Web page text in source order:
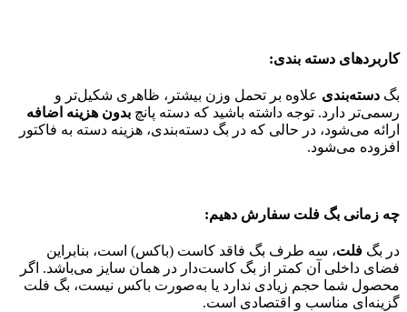
کاربردهای دسته بندی:
بگ دسته‌بندی علاوه بر تحمل وزن بیشتر، ظاهری شکیل‌تر و
رسمی‌تر دارد. توجه داشته باشید که دسته پانچ بدون هزینه اضافه
ارائه می‌شود، در حالی که در بگ دسته‌بندی، هزینه دسته به فاکتور
افزوده می‌شود.
چه زمانی بگ فلت سفارش دهیم:
در بگ فلت، سه طرف بگ فاقد کاست (باکس) است، بنابراین
فضای داخلی آن کمتر از بگ کاست‌دار در همان سایز می‌باشد. اگر
محصول شما حجم زیادی ندارد یا به‌صورت باکس نیست، بگ فلت
گزینه‌ای مناسب و اقتصادی است.